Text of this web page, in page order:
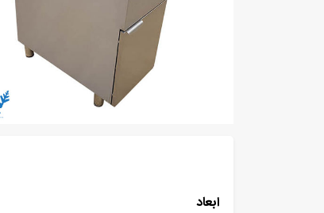
ابعاد